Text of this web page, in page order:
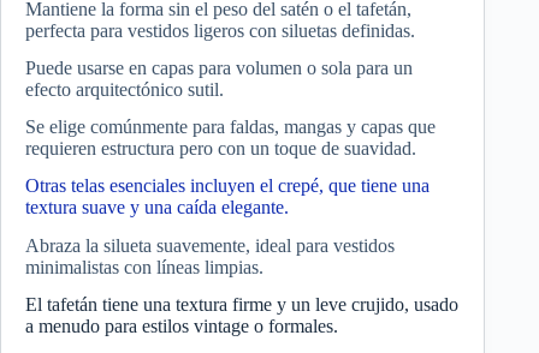
Mantiene la forma sin el peso del satén o el tafetán,
perfecta para vestidos ligeros con siluetas definidas.
Puede usarse en capas para volumen o sola para un
efecto arquitectónico sutil.
Se elige comúnmente para faldas, mangas y capas que
requieren estructura pero con un toque de suavidad.
Otras telas esenciales incluyen el crepé, que tiene una
textura suave y una caída elegante.
Abraza la silueta suavemente, ideal para vestidos
minimalistas con líneas limpias.
El tafetán tiene una textura firme y un leve crujido, usado
a menudo para estilos vintage o formales.